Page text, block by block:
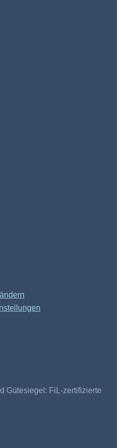
Gütesiegel: FiL-zertifizierte